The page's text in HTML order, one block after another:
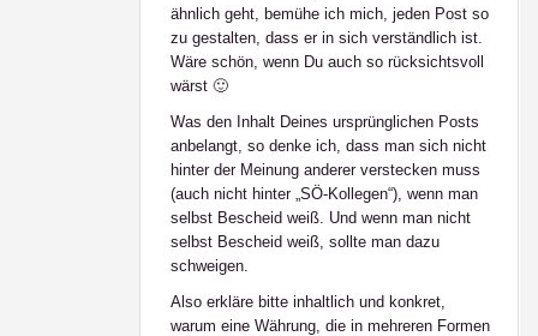
ähnlich geht, bemühe ich mich, jeden Post so
zu gestalten, dass er in sich verständlich ist.
Wäre schön, wenn Du auch so rücksichtsvoll
wärst 🙂
Was den Inhalt Deines ursprünglichen Posts
anbelangt, so denke ich, dass man sich nicht
hinter der Meinung anderer verstecken muss
(auch nicht hinter „SÖ-Kollegen“), wenn man
selbst Bescheid weiß. Und wenn man nicht
selbst Bescheid weiß, sollte man dazu
schweigen.
Also erkläre bitte inhaltlich und konkret,
warum eine Währung, die in mehreren Formen